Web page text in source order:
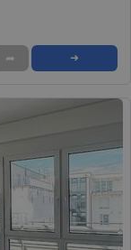
➦ ➜